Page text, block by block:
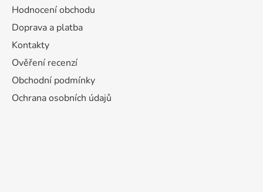
Hodnocení obchodu
Doprava a platba
Kontakty
Ověření recenzí
Obchodní podmínky
Ochrana osobních údajů